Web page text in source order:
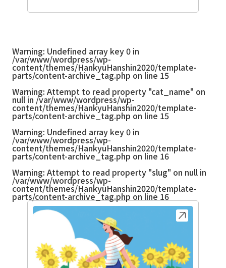
Warning: Undefined array key 0 in
/var/www/wordpress/wp-
content/themes/HankyuHanshin2020/template-
parts/content-archive_tag.php on line 15
Warning: Attempt to read property "cat_name" on
null in /var/www/wordpress/wp-
content/themes/HankyuHanshin2020/template-
parts/content-archive_tag.php on line 15
Warning: Undefined array key 0 in
/var/www/wordpress/wp-
content/themes/HankyuHanshin2020/template-
parts/content-archive_tag.php on line 16
Warning: Attempt to read property "slug" on null in
/var/www/wordpress/wp-
content/themes/HankyuHanshin2020/template-
parts/content-archive_tag.php on line 16